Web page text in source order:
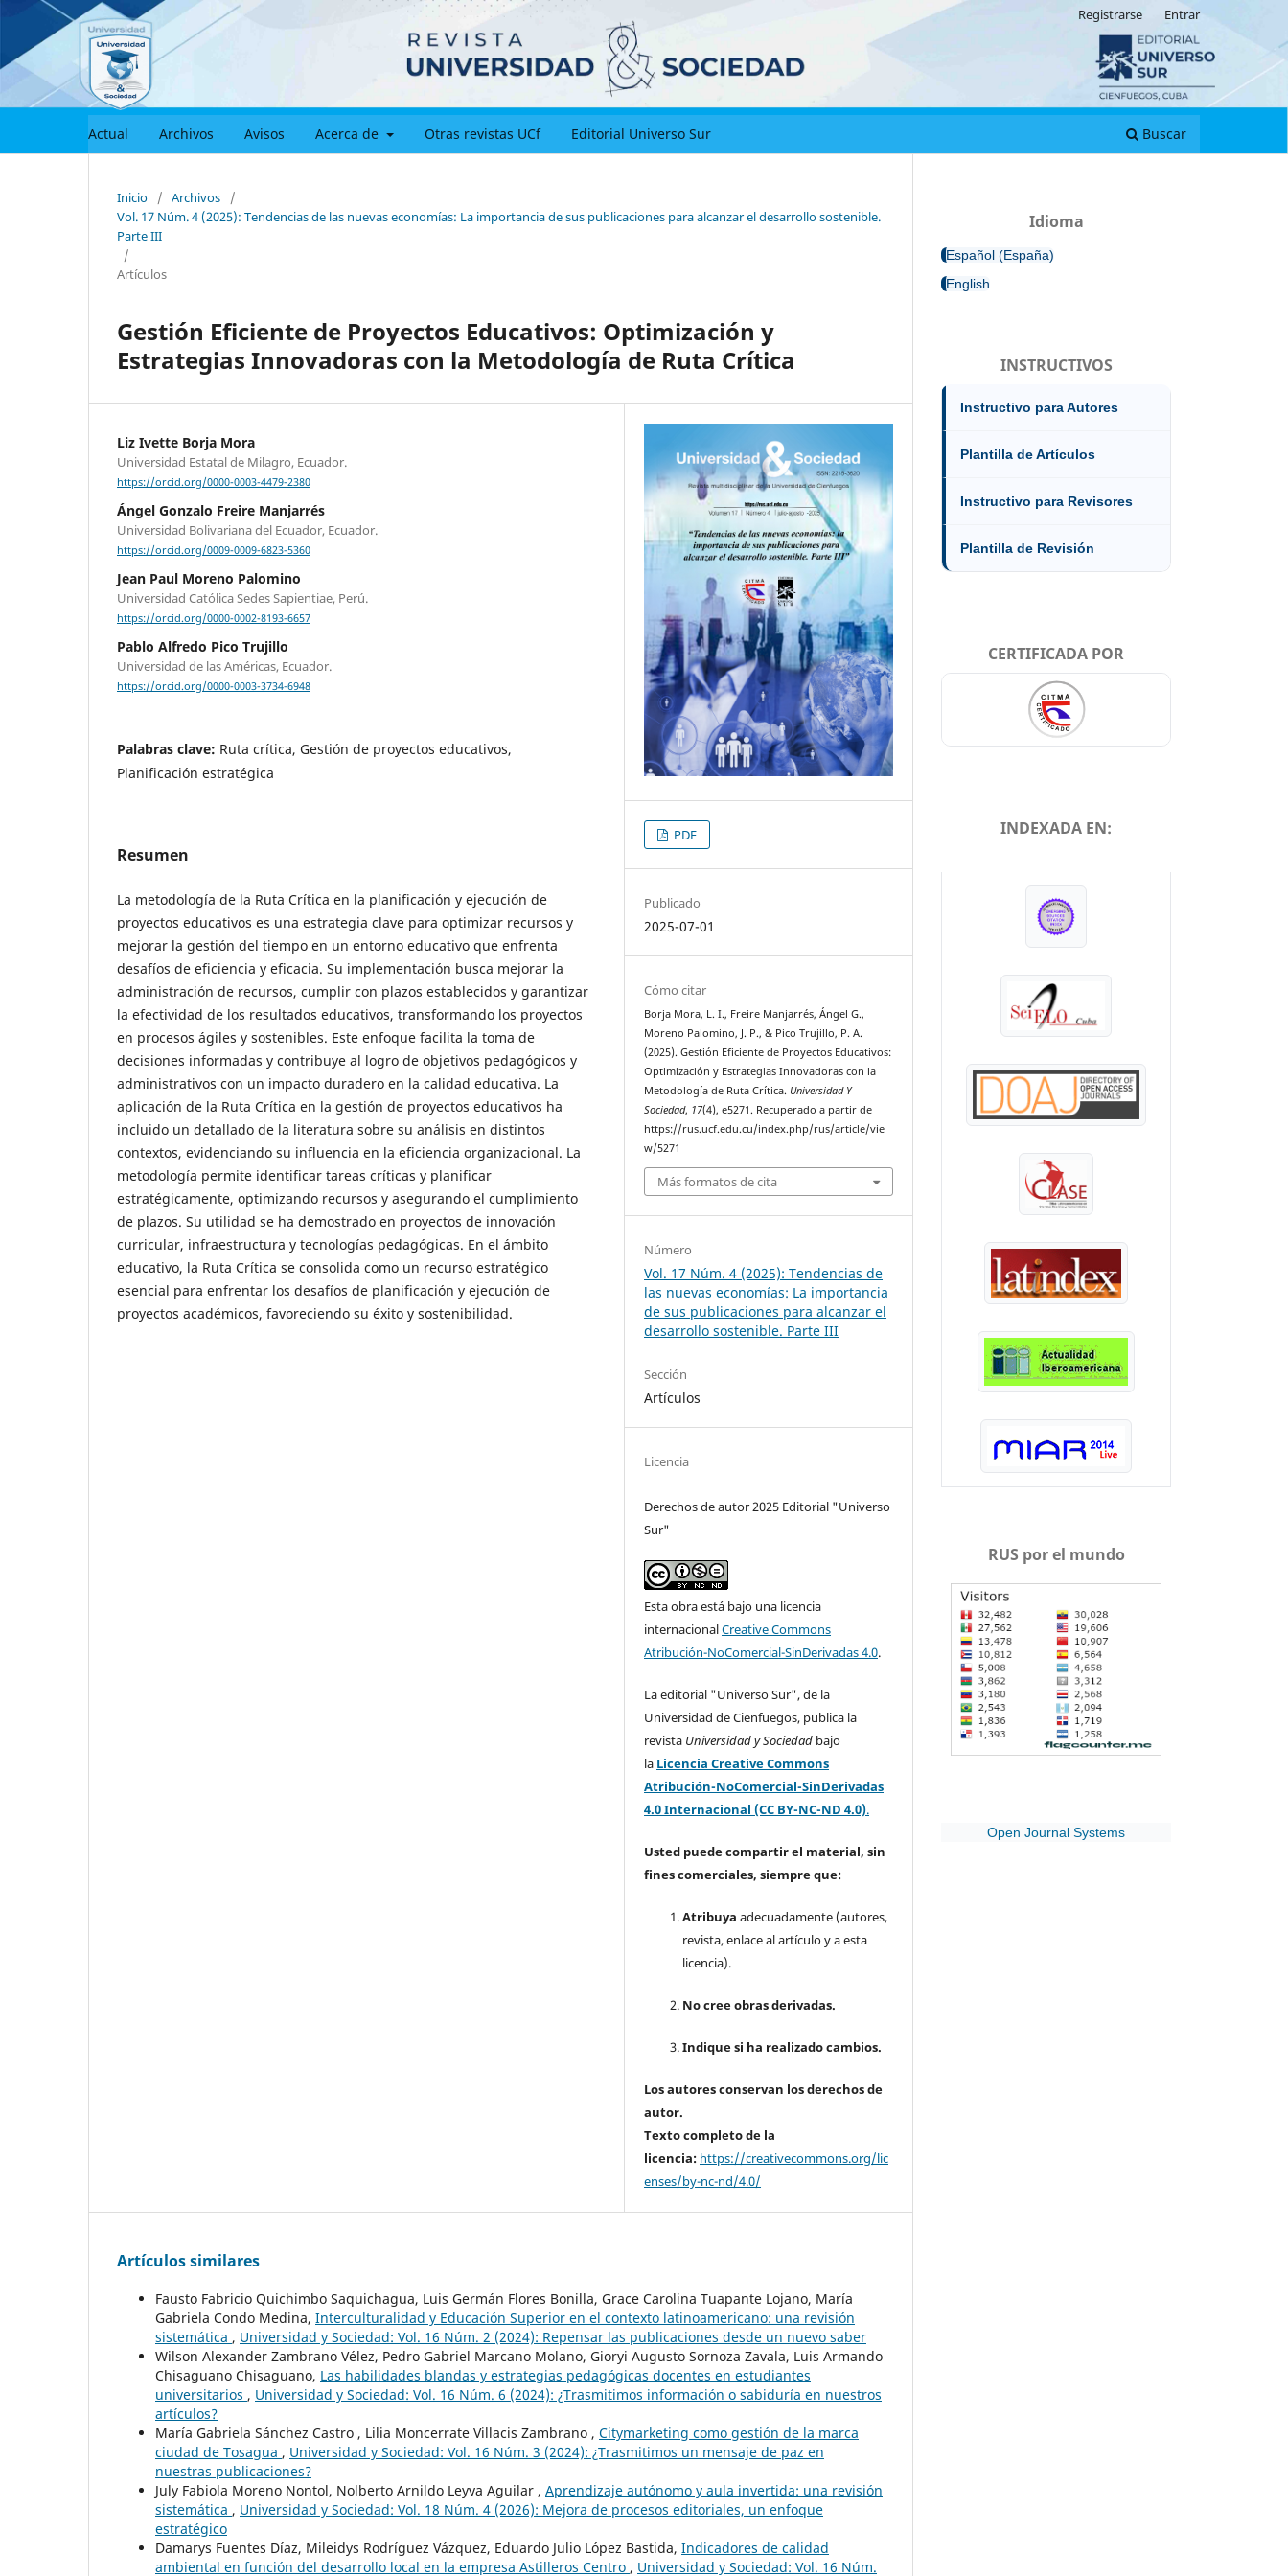
Actual Archivos Avisos Acerca de Otras revistas UCf Editorial Universo Sur Buscar
Registrarse Entrar
Inicio / Archivos
/
Vol. 17 Núm. 4 (2025): Tendencias de las nuevas economías: La importancia de sus publicaciones para alcanzar el desarrollo sostenible.
Parte III
/
Artículos
Gestión Eficiente de Proyectos Educativos: Optimización y
Estrategias Innovadoras con la Metodología de Ruta Crítica
Liz Ivette Borja Mora
Universidad Estatal de Milagro, Ecuador.
https://orcid.org/0000-0003-4479-2380
Ángel Gonzalo Freire Manjarrés
Universidad Bolivariana del Ecuador, Ecuador.
https://orcid.org/0009-0009-6823-5360
Jean Paul Moreno Palomino
Universidad Católica Sedes Sapientiae, Perú.
https://orcid.org/0000-0002-8193-6657
Pablo Alfredo Pico Trujillo
Universidad de las Américas, Ecuador.
https://orcid.org/0000-0003-3734-6948
Palabras clave: Ruta crítica, Gestión de proyectos educativos,
Planificación estratégica
Resumen
La metodología de la Ruta Crítica en la planificación y ejecución de
proyectos educativos es una estrategia clave para optimizar recursos y
mejorar la gestión del tiempo en un entorno educativo que enfrenta
desafíos de eficiencia y eficacia. Su implementación busca mejorar la
administración de recursos, cumplir con plazos establecidos y garantizar
la efectividad de los resultados educativos, transformando los proyectos
en procesos ágiles y sostenibles. Este enfoque facilita la toma de
decisiones informadas y contribuye al logro de objetivos pedagógicos y
administrativos con un impacto duradero en la calidad educativa. La
aplicación de la Ruta Crítica en la gestión de proyectos educativos ha
incluido un detallado de la literatura sobre su análisis en distintos
contextos, evidenciando su influencia en la eficiencia organizacional. La
metodología permite identificar tareas críticas y planificar
estratégicamente, optimizando recursos y asegurando el cumplimiento
de plazos. Su utilidad se ha demostrado en proyectos de innovación
curricular, infraestructura y tecnologías pedagógicas. En el ámbito
educativo, la Ruta Crítica se consolida como un recurso estratégico
esencial para enfrentar los desafíos de planificación y ejecución de
proyectos académicos, favoreciendo su éxito y sostenibilidad.
PDF
Publicado
2025-07-01
Cómo citar
Borja Mora, L. I., Freire Manjarrés, Ángel G.,
Moreno Palomino, J. P., & Pico Trujillo, P. A.
(2025). Gestión Eficiente de Proyectos Educativos:
Optimización y Estrategias Innovadoras con la
Metodología de Ruta Crítica. Universidad Y
Sociedad, 17(4), e5271. Recuperado a partir de
https://rus.ucf.edu.cu/index.php/rus/article/vie
w/5271
Más formatos de cita
Número
Vol. 17 Núm. 4 (2025): Tendencias de
las nuevas economías: La importancia
de sus publicaciones para alcanzar el
desarrollo sostenible. Parte III
Sección
Artículos
Licencia
Derechos de autor 2025 Editorial "Universo
Sur"
Esta obra está bajo una licencia
internacionalCreative Commons
Atribución-NoComercial-SinDerivadas 4.0.
La editorial "Universo Sur", de la
Universidad de Cienfuegos, publica la
revista Universidad y Sociedad bajo
la Licencia Creative Commons
Atribución-NoComercial-SinDerivadas
4.0 Internacional (CC BY-NC-ND 4.0).
Usted puede compartir el material, sin
fines comerciales, siempre que:
Atribuya adecuadamente (autores,
revista, enlace al artículo y a esta
licencia).
No cree obras derivadas.
Indique si ha realizado cambios.
Los autores conservan los derechos de
autor.
Texto completo de la
licencia: https://creativecommons.org/lic
enses/by-nc-nd/4.0/
Artículos similares
Fausto Fabricio Quichimbo Saquichagua, Luis Germán Flores Bonilla, Grace Carolina Tuapante Lojano, María
Gabriela Condo Medina, Interculturalidad y Educación Superior en el contexto latinoamericano: una revisión
sistemática , Universidad y Sociedad: Vol. 16 Núm. 2 (2024): Repensar las publicaciones desde un nuevo saber
Wilson Alexander Zambrano Vélez, Pedro Gabriel Marcano Molano, Gioryi Augusto Sornoza Zavala, Luis Armando
Chisaguano Chisaguano, Las habilidades blandas y estrategias pedagógicas docentes en estudiantes
universitarios , Universidad y Sociedad: Vol. 16 Núm. 6 (2024): ¿Trasmitimos información o sabiduría en nuestros
artículos?
María Gabriela Sánchez Castro , Lilia Moncerrate Villacis Zambrano , Citymarketing como gestión de la marca
ciudad de Tosagua , Universidad y Sociedad: Vol. 16 Núm. 3 (2024): ¿Trasmitimos un mensaje de paz en
nuestras publicaciones?
July Fabiola Moreno Nontol, Nolberto Arnildo Leyva Aguilar , Aprendizaje autónomo y aula invertida: una revisión
sistemática , Universidad y Sociedad: Vol. 18 Núm. 4 (2026): Mejora de procesos editoriales, un enfoque
estratégico
Damarys Fuentes Díaz, Mileidys Rodríguez Vázquez, Eduardo Julio López Bastida, Indicadores de calidad
ambiental en función del desarrollo local en la empresa Astilleros Centro , Universidad y Sociedad: Vol. 16 Núm.
Idioma
Español (España)
English
INSTRUCTIVOS
Instructivo para Autores
Plantilla de Artículos
Instructivo para Revisores
Plantilla de Revisión
CERTIFICADA POR
INDEXADA EN:
RUS por el mundo
Open Journal Systems